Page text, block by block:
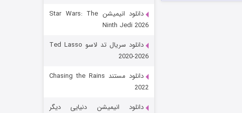
رویایی برای تو
دانلود انیمیشن Star Wars: The
Ninth Jedi 2026
دانلود سریال تد لاسو Ted Lasso
2020-2026
دانلود مستند Chasing the Rains
2022
دانلود انیمیشن دنیایی دیگر